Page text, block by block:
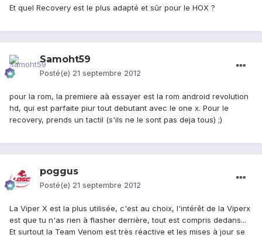
Et quel Recovery est le plus adapté et sûr pour le HOX ?
Samoht59
Posté(e) 21 septembre 2012
pour la rom, la premiere aà essayer est la rom android revolution
hd, qui est parfaite piur tout debutant avec le one x. Pour le
recovery, prends un tactil (s'ils ne le sont pas deja tous) ;)
poggus
Posté(e) 21 septembre 2012
La Viper X est la plus utilisée, c'est au choix, l'intérêt de la Viperx
est que tu n'as rien à flasher derrière, tout est compris dedans...
Et surtout la Team Venom est très réactive et les mises à jour se